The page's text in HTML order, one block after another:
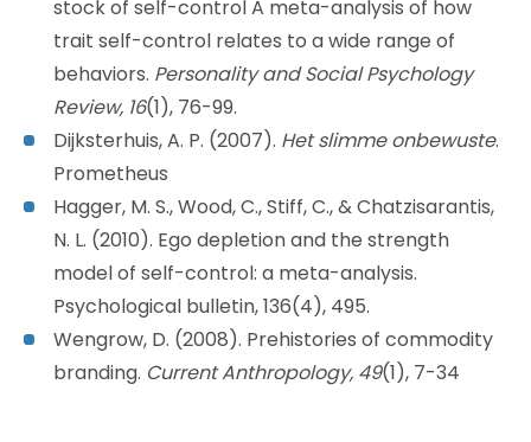
stock of self-control A meta-analysis of how
trait self-control relates to a wide range of
behaviors. Personality and Social Psychology
Review, 16(1), 76-99.
Dijksterhuis, A. P. (2007). Het slimme onbewuste.
Prometheus
Hagger, M. S., Wood, C., Stiff, C., & Chatzisarantis,
N. L. (2010). Ego depletion and the strength
model of self-control: a meta-analysis.
Psychological bulletin, 136(4), 495.
Wengrow, D. (2008). Prehistories of commodity
branding. Current Anthropology, 49(1), 7-34